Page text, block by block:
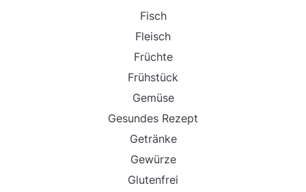
Fisch
Fleisch
Früchte
Frühstück
Gemüse
Gesundes Rezept
Getränke
Gewürze
Glutenfrei